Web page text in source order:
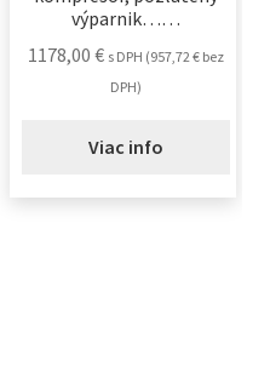
výparnik……
1178,00€ s DPH (957,72€ bez
DPH)
Viac info